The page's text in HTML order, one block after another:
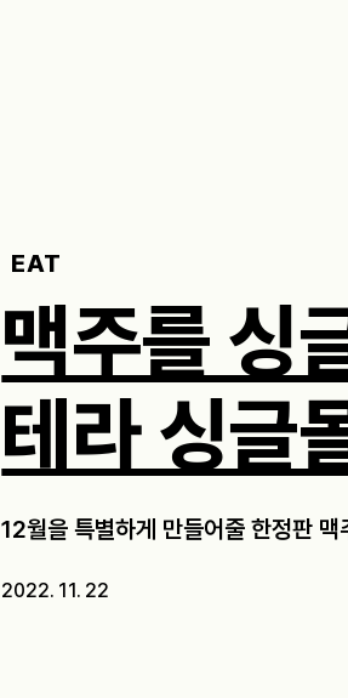
EAT
맥주를 싱
테라 싱글
12월을 특별하게 만들어줄 한정판 맥
2022. 11. 22